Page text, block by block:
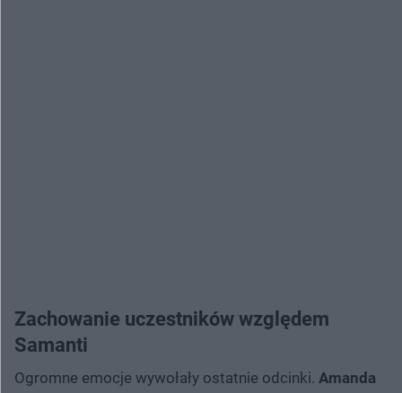
Zachowanie uczestników względem
Samanti
Ogromne emocje wywołały ostatnie odcinki. Amanda